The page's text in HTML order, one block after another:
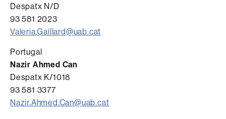
Despatx N/D
93 581 2023
Valeria.Gaillard@uab.cat
Portugal
Nazir Ahmed Can
Despatx K/1018
93 581 3377
Nazir.Ahmed.Can@uab.cat